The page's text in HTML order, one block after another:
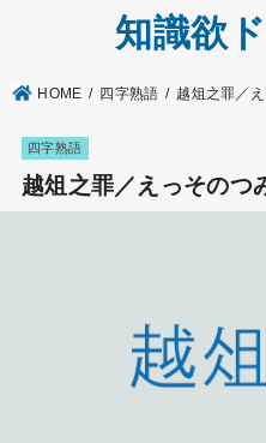
知識欲
HOME 四字熟語 越俎之罪／
四字熟語
越俎之罪／えっそのつ